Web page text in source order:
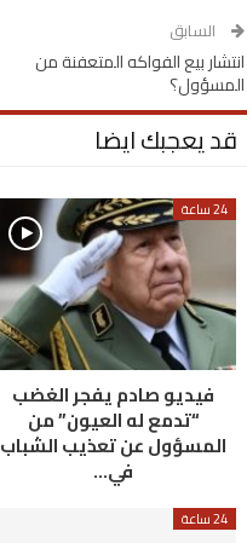
السابق
انتشار بيع الفواكه المتعفنة من
المسؤول؟
قد يعجبك ايضا
24 ساعة
فيديو صادم يفجر الغضب
“تدمع له العيون” من
المسؤول عن تعذيب الشباب
في…
24 ساعة